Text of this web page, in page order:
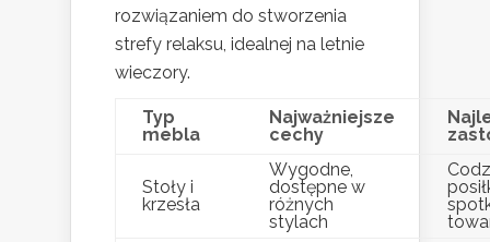
rozwiązaniem do stworzenia
strefy relaksu, idealnej na letnie
wieczory.
Typ
mebla
Najważniejsze
cechy
Stoły i
krzesła
Wygodne,
dostępne w
różnych
stylach